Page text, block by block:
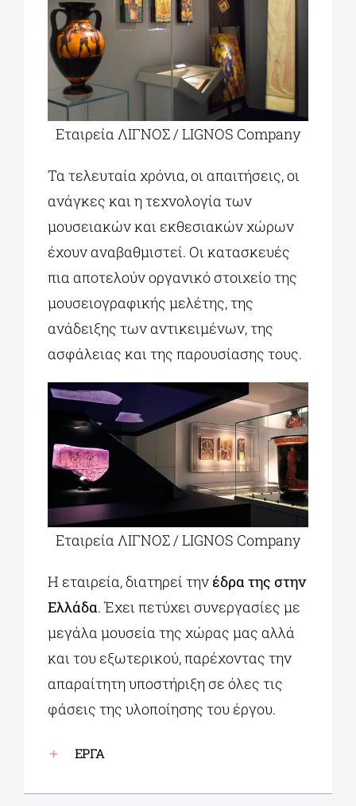
Eταιρεία ΛΙΓΝΟΣ / LIGNOS Company
Τα τελευταία χρόνια, οι απαιτήσεις, οι
ανάγκες και η τεχνολογία των
μουσειακών και εκθεσιακών χώρων
έχουν αναβαθμιστεί. Οι κατασκευές
πια αποτελούν οργανικό στοιχείο της
μουσειογραφικής μελέτης, της
ανάδειξης των αντικειμένων, της
ασφάλειας και της παρουσίασης τους.
Εταιρεία ΛΙΓΝΟΣ / LIGNOS Company
Η εταιρεία, διατηρεί την έδρα της στην
Ελλάδα. Έχει πετύχει συνεργασίες με
μεγάλα μουσεία της χώρας μας αλλά
και του εξωτερικού, παρέχοντας την
απαραίτητη υποστήριξη σε όλες τις
φάσεις της υλοποίησης του έργου.
ΕΡΓΑ